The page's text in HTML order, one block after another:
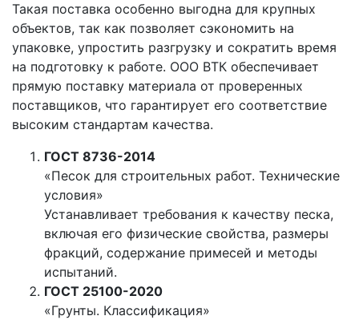
Такая поставка особенно выгодна для крупных
объектов, так как позволяет сэкономить на
упаковке, упростить разгрузку и сократить время
на подготовку к работе. ООО ВТК обеспечивает
прямую поставку материала от проверенных
поставщиков, что гарантирует его соответствие
высоким стандартам качества.
ГОСТ 8736-2014
«Песок для строительных работ. Технические
условия»
Устанавливает требования к качеству песка,
включая его физические свойства, размеры
фракций, содержание примесей и методы
испытаний.
ГОСТ 25100-2020
«Грунты. Классификация»